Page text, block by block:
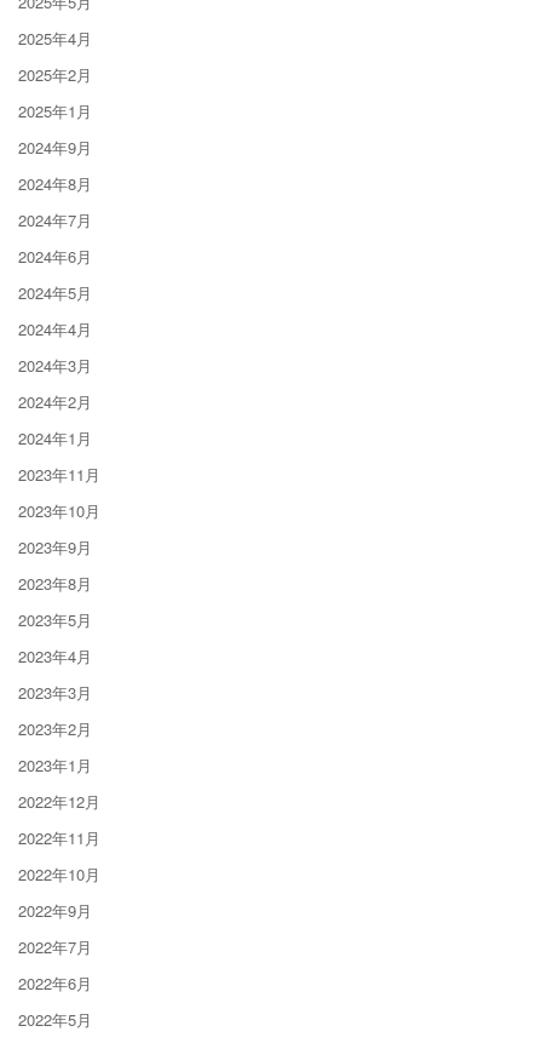
2025年4月
2025年2月
2025年1月
2024年9月
2024年8月
2024年7月
2024年6月
2024年5月
2024年4月
2024年3月
2024年2月
2024年1月
2023年11月
2023年10月
2023年9月
2023年8月
2023年5月
2023年4月
2023年3月
2023年2月
2023年1月
2022年12月
2022年11月
2022年10月
2022年9月
2022年7月
2022年6月
2022年5月